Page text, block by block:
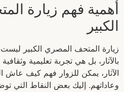
أهمية فهم زيارة
الكبير
زيارة المتحف المصري الكبير
بالآثار، بل هي تجربة تعليمية
الآثار، يمكن للزوار فهم كيف عاش
وعاداتهم. إليك بعض النقاط التي